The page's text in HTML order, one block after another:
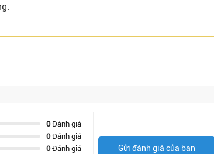
0Đánh giá
0Đánh giá
0Đánh giá
Gửi đánh giá của bạn